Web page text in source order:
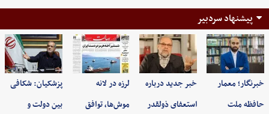
پیشنهاد سردبیر
خبرنگار؛ معمار
حافظه ملت
خبر جدید درباره
استعفای ذولقدر
لرزه در لانه
موش‌ها، توافق
پزشکیان: شکافی
بین دولت و